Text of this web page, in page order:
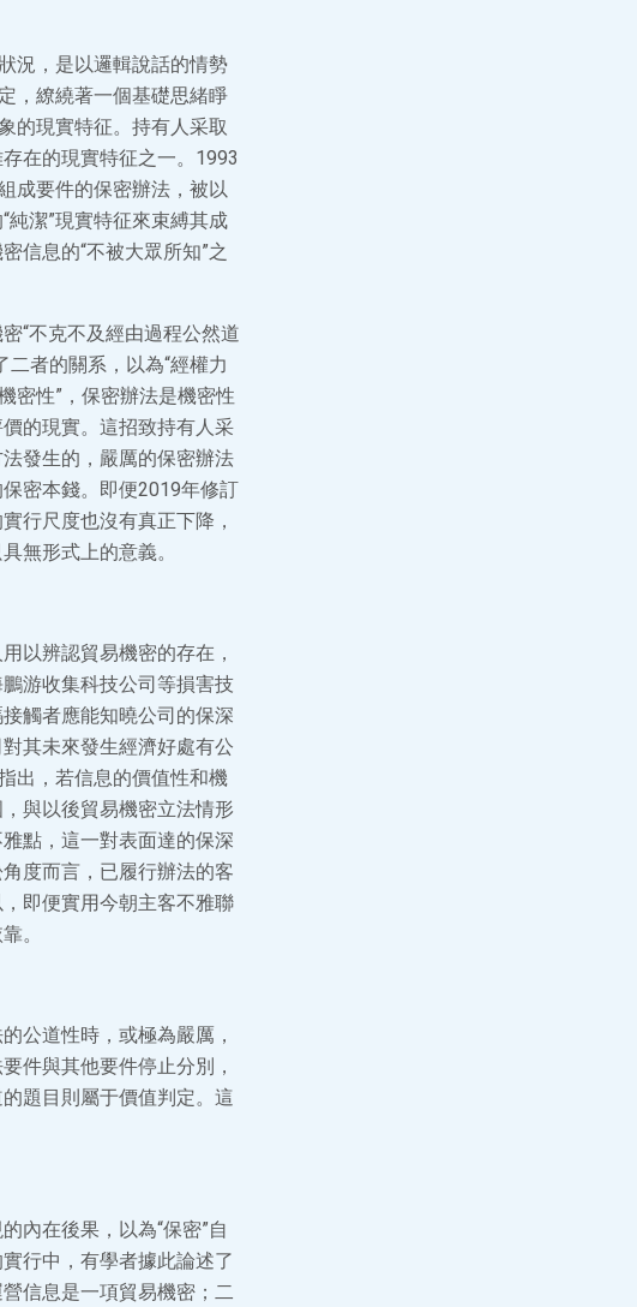
況，是以邏輯說話的情勢
，繚繞著一個基礎思緒睜
的現實特征。持有人采取
在的現實特征之一。1993
成要件的保密辦法，被以
“純潔”現實特征來束縛其成
信息的“不被大眾所知”之
“不克不及經由過程公然道
者的關系，以為“經權力
密性”，保密辦法是機密性
的現實。這招致持有人采
發生的，嚴厲的保密辦法
密本錢。即便2019年修訂
行尺度也沒有真正下降，
無形式上的意義。
以辨認貿易機密的存在，
游收集科技公司等損害技
觸者應能知曉公司的保深
其未來發生經濟好處有公
出，若信息的價值性和機
與以後貿易機密立法情形
點，這一對表面達的保深
度而言，已履行辦法的客
即便實用今朝主客不雅聯
。
公道性時，或極為嚴厲，
件與其他要件停止分別，
題目則屬于價值判定。這
內在後果，以為“保密”自
行中，有學者據此論述了
信息是一項貿易機密；二